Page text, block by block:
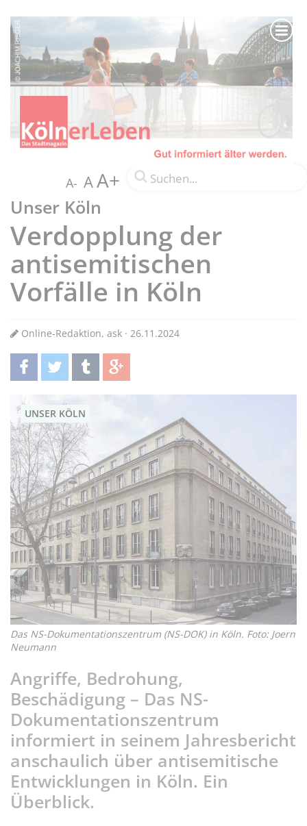
A- AA+
Unser Köln
Verdopplung der
antisemitischen
Vorfälle in Köln
Online-Redaktion, ask · 26.11.2024
teilen twittern teilen
teilen
UNSER KÖLN
Das NS-Dokumentationszentrum (NS-DOK) in Köln. Foto: Joern
Neumann
Angriffe, Bedrohung,
Beschädigung – Das NS-
Dokumentationszentrum
informiert in seinem Jahresbericht
anschaulich über antisemitische
Entwicklungen in Köln. Ein
Überblick.